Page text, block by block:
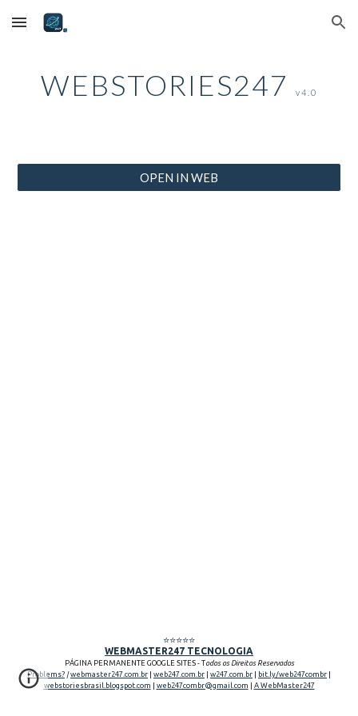
Skip to main content Skip to navigation
WEBSTORIES247 v4.0
OPEN IN WEB
⭐⭐⭐⭐⭐
WEBMASTER247 TECNOLOGIA
PÁGINA PERMANENTE GOOGLE SITES - Todos os Direitos Reservados
Problems? |webmaster247.com.br | web247.com.br | w247.com.br | bit.ly/web247combr |
webstoriesbrasil.blogspot.com | web247combr@gmail.com | A WebMaster247